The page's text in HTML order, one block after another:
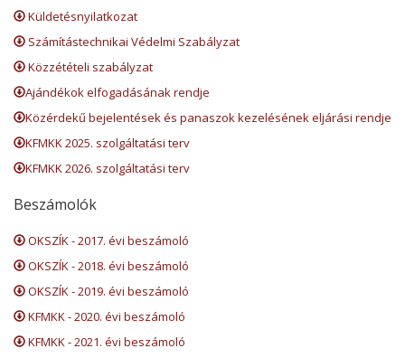
Küldetésnyilatkozat
Számítástechnikai Védelmi Szabályzat
Közzétételi szabályzat
Ajándékok elfogadásának rendje
Közérdekű bejelentések és panaszok kezelésének eljárási rendje
KFMKK 2025. szolgáltatási terv
KFMKK 2026. szolgáltatási terv
Beszámolók
OKSZÍK - 2017. évi beszámoló
OKSZÍK - 2018. évi beszámoló
OKSZÍK - 2019. évi beszámoló
KFMKK - 2020. évi beszámoló
KFMKK - 2021. évi beszámoló